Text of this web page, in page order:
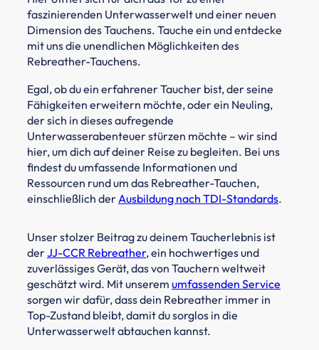
faszinierenden Unterwasserwelt und einer neuen
Dimension des Tauchens. Tauche ein und entdecke
mit uns die unendlichen Möglichkeiten des
Rebreather-Tauchens.
Egal, ob du ein erfahrener Taucher bist, der seine
Fähigkeiten erweitern möchte, oder ein Neuling,
der sich in dieses aufregende
Unterwasserabenteuer stürzen möchte – wir sind
hier, um dich auf deiner Reise zu begleiten. Bei uns
findest du umfassende Informationen und
Ressourcen rund um das Rebreather-Tauchen,
einschließlich der Ausbildung nach TDI-Standards.
Unser stolzer Beitrag zu deinem Taucherlebnis ist
derJJ-CCR Rebreather, ein hochwertiges und
zuverlässiges Gerät, das von Tauchern weltweit
geschätzt wird. Mit unserem umfassenden Service
sorgen wir dafür, dass dein Rebreather immer in
Top-Zustand bleibt, damit du sorglos in die
Unterwasserwelt abtauchen kannst.